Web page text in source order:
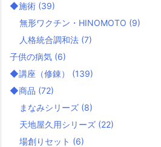
◆施術 (39)
無形ワクチン・HINOMOTO (9)
人格統合調和法 (7)
子供の病気 (6)
◆講座（修錬） (139)
◆商品 (72)
まなみシリーズ (8)
天地屋久用シリーズ (22)
場創りセット (6)